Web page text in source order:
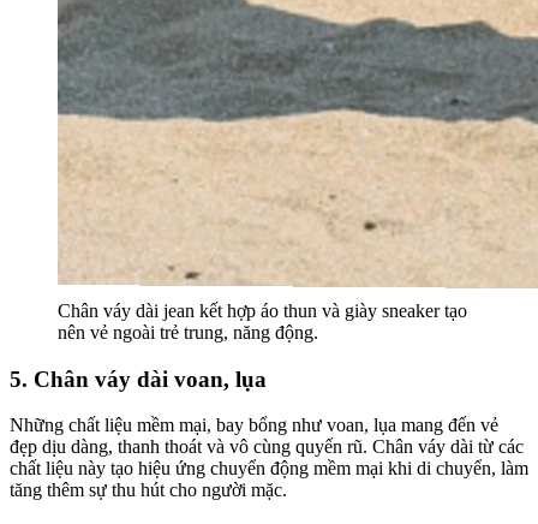
Chân váy dài jean kết hợp áo thun và giày sneaker tạo
nên vẻ ngoài trẻ trung, năng động.
5. Chân váy dài voan, lụa
Những chất liệu mềm mại, bay bổng như voan, lụa mang đến vẻ
đẹp dịu dàng, thanh thoát và vô cùng quyến rũ. Chân váy dài từ các
chất liệu này tạo hiệu ứng chuyển động mềm mại khi di chuyển, làm
tăng thêm sự thu hút cho người mặc.